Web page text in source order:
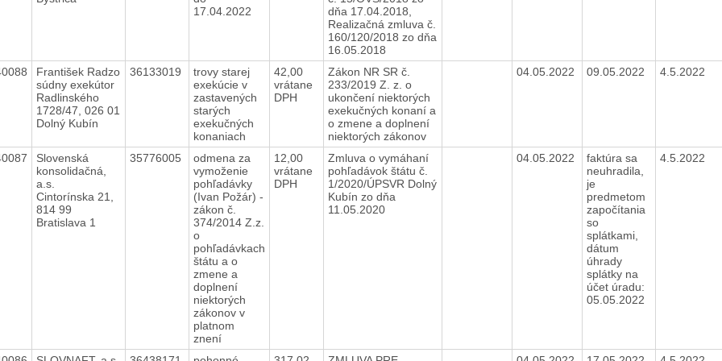
17.04.2022
dňa 17.04.2018,
Realizačná zmluva č.
160/120/2018 zo dňa
16.05.2018
František Radzo
súdny exekútor
Radlinského
1728/47, 026 01
Dolný Kubín
36133019
trovy starej
exekúcie v
zastavených
starých
exekučných
konaniach
42,00
vrátane
DPH
Zákon NR SR č.
233/2019 Z. z. o
ukončení niektorých
exekučných konaní a
o zmene a doplnení
niektorých zákonov
04.05.2022 09.05.2022 4.5.2022
Slovenská
konsolidačná,
a.s.
Cintorínska 21,
814 99
Bratislava 1
35776005
odmena za
vymoženie
pohľadávky
(Ivan Požár) -
zákon č.
374/2014 Z.z.
o
pohľadávkach
štátu a o
zmene a
doplnení
niektorých
zákonov v
platnom
znení
12,00
vrátane
DPH
Zmluva o vymáhaní
pohľadávok štátu č.
1/2020/ÚPSVR Dolný
Kubín zo dňa
11.05.2020
04.05.2022
faktúra sa
neuhradila,
je
predmetom
započítania
so
splátkami,
dátum
úhrady
splátky na
účet úradu:
05.05.2022
4.5.2022